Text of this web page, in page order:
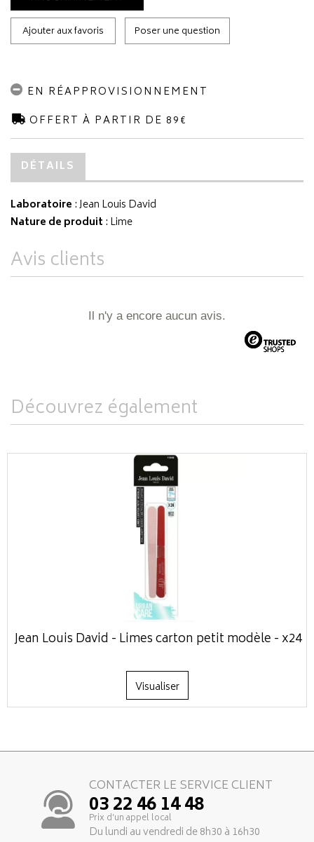
Ajouter aux favoris Poser une question
EN RÉAPPROVISIONNEMENT
OFFERT À PARTIR DE 89€
DÉTAILS
Laboratoire :Jean Louis David
Nature de produit : Lime
Avis clients
Il n'y a encore aucun avis.
Découvrez également
Jean Louis David - Limes carton petit modèle - x24
Visualiser
CONTACTER LE SERVICE CLIENT
03 22 46 14 48
Prix d’un appel local
Du lundi au vendredi de 8h30 à 16h30